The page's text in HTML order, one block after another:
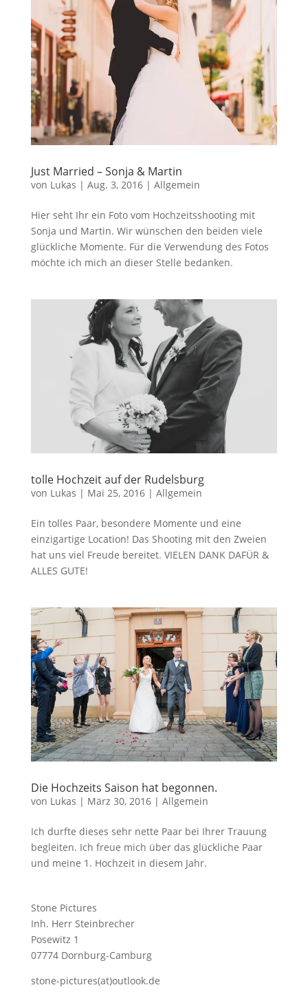
Just Married – Sonja & Martin
von Lukas | Aug. 3, 2016| Allgemein
Hier seht Ihr ein Foto vom Hochzeitsshooting mit
Sonja und Martin. Wir wünschen den beiden viele
glückliche Momente. Für die Verwendung des Fotos
möchte ich mich an dieser Stelle bedanken.
tolle Hochzeit auf der Rudelsburg
von Lukas | Mai 25, 2016| Allgemein
Ein tolles Paar, besondere Momente und eine
einzigartige Location! Das Shooting mit den Zweien
hat uns viel Freude bereitet. VIELEN DANK DAFÜR &
ALLES GUTE!
Die Hochzeits Saison hat begonnen.
von Lukas | März 30, 2016| Allgemein
Ich durfte dieses sehr nette Paar bei Ihrer Trauung
begleiten. Ich freue mich über das glückliche Paar
und meine 1. Hochzeit in diesem Jahr.
Stone Pictures
Inh. Herr Steinbrecher
Posewitz 1
07774 Dornburg-Camburg
stone-pictures(at)outlook.de